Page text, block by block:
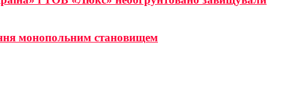
монопольним становищем